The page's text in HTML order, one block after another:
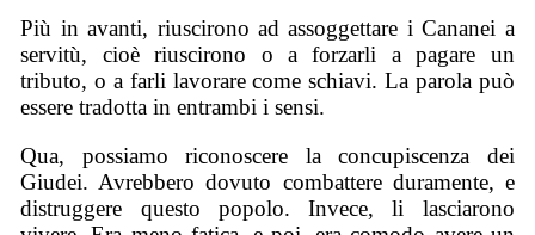
Più in avanti, riuscirono ad assoggettare i Cananei a
servitù, cioè riuscirono o a forzarli a pagare un
tributo, o a farli lavorare come schiavi. La parola può
essere tradotta in entrambi i sensi.
Qua, possiamo riconoscere la concupiscenza dei
Giudei. Avrebbero dovuto combattere duramente, e
distruggere questo popolo. Invece, li lasciarono